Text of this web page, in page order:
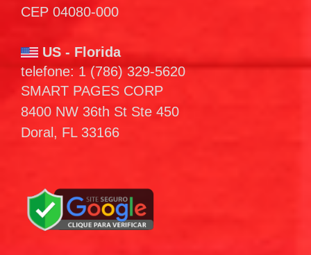
CEP 04080-000
US - Florida
telefone: 1 (786) 329-5620
SMART PAGES CORP
8400 NW 36th St Ste 450
Doral, FL 33166